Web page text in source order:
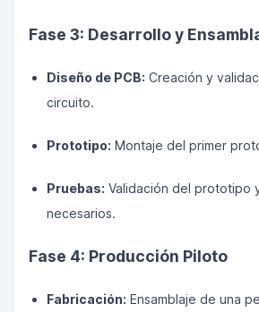
Fase 3: Desarrollo y
Diseño de PCB: Creación y
circuito.
Prototipo: Montaje del primer
Pruebas: Validación del prototipo
necesarios.
Fase 4: Producción Piloto
Fabricación: Ensamblaje de una